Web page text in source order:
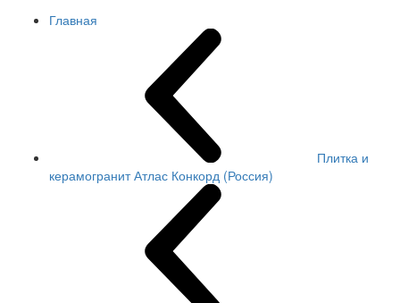
Главная
Плитка и
керамогранит Атлас Конкорд (Россия)